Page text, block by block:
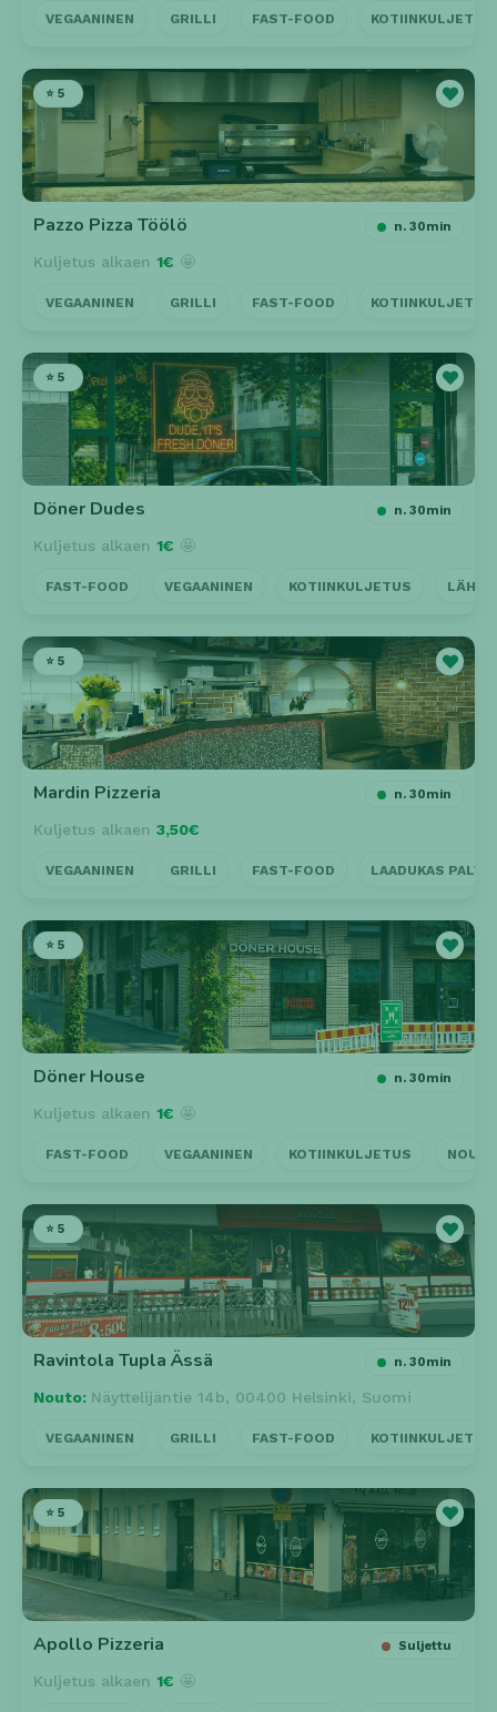
VEGAANINEN GRILLI FAST-FOOD KOTIINKULJETUS
⭐ 5
Pazzo Pizza Töölö n. 30min
Kuljetus alkaen 1€ 🤩
VEGAANINEN GRILLI FAST-FOOD KOTIINKULJETUS
⭐ 5
Döner Dudes n. 30min
Kuljetus alkaen 1€ 🤩
FAST-FOOD VEGAANINEN KOTIINKULJETUS
⭐ 5
Mardin Pizzeria n. 30min
Kuljetus alkaen 3,50€
VEGAANINEN GRILLI FAST-FOOD LAADUKAS
⭐ 5
Döner House n. 30min
Kuljetus alkaen 1€ 🤩
FAST-FOOD VEGAANINEN KOTIINKULJETUS
⭐ 5
Ravintola Tupla Ässä n. 30min
Nouto: Näyttelijäntie 14b, 00400 Helsinki, Suomi
VEGAANINEN GRILLI FAST-FOOD KOTIINKULJETUS
⭐ 5
Apollo Pizzeria Suljettu
Kuljetus alkaen 1€ 🤩